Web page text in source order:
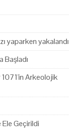
yaparken yakalandı
Başladı
1071'in Arkeolojik
Geçirildi